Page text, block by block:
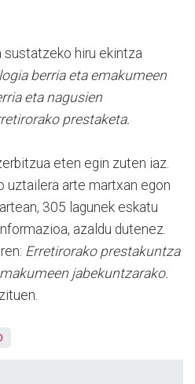
sustatzeko hiru ekintza
berria eta emakumeen
eta nagusien
prestaketa.
eten egin zuten iaz.
uztailera arte martxan egon
305 lagunek eskatu
azaldu dutenez.
Erretirorako prestakuntza
jabekuntzarako.